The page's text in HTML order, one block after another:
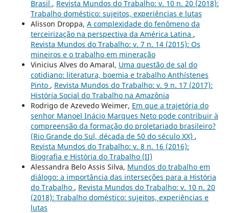
Brasil , Revista Mundos do Trabalho: v. 10 n. 20 (2018):
Trabalho doméstico: sujeitos, experiências e lutas
Alisson Droppa, A complexidade do fenômeno da
terceirização na perspectiva da América Latina ,
Revista Mundos do Trabalho: v. 7 n. 14 (2015): Os
mineiros e o trabalho em mineração
Vinicius Alves do Amaral, Uma questão de sal do
cotidiano: literatura, boemia e trabalho Anthístenes
Pinto , Revista Mundos do Trabalho: v. 9 n. 17 (2017):
História Social do Trabalho na Amazônia
Rodrigo de Azevedo Weimer, Em que a trajetória do
senhor Manoel Inácio Marques Neto pode contribuir à
compreensão da formação do proletariado brasileiro?
(Rio Grande do Sul, década de 50 do século XX) ,
Revista Mundos do Trabalho: v. 8 n. 16 (2016):
Biografia e História do Trabalho (II)
Alessandra Belo Assis Silva, Mundos do trabalho em
diálogo: a importância das interseções para a História
do Trabalho , Revista Mundos do Trabalho: v. 10 n. 20
(2018): Trabalho doméstico: sujeitos, experiências e
lutas